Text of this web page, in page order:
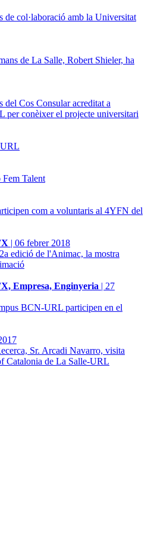
de col·laboració amb la Universitat
de La Salle, Robert Shieler, ha
del Cos Consular acreditat a
per conèixer el projecte universitari
Talent
com a voluntaris al 4YFN del
| 06 febrer 2018
edició de l'Animac, la mostra
Empresa, Enginyeria | 27
BCN-URL participen en el
Sr. Arcadi Navarro, visita
Catalonia de La Salle-URL